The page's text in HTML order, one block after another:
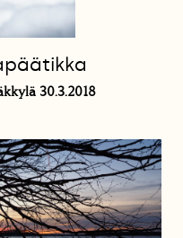
30.3.2018